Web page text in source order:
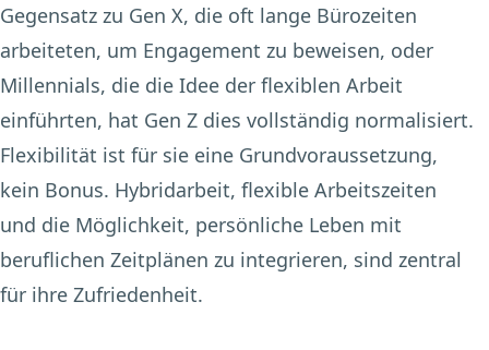
Gegensatz zu Gen X, die oft lange Bürozeiten
arbeiteten, um Engagement zu beweisen, oder
Millennials, die die Idee der flexiblen Arbeit
einführten, hat Gen Z dies vollständig normalisiert.
Flexibilität ist für sie eine Grundvoraussetzung,
kein Bonus. Hybridarbeit, flexible Arbeitszeiten
und die Möglichkeit, persönliche Leben mit
beruflichen Zeitplänen zu integrieren, sind zentral
für ihre Zufriedenheit.